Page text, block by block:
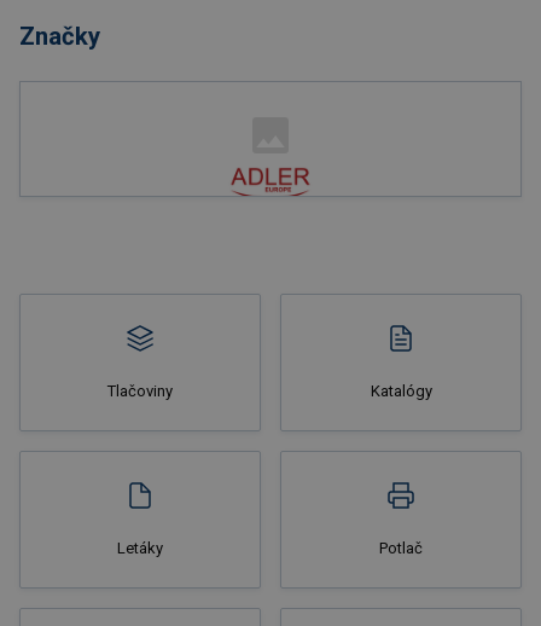
Značky
Tlačoviny Katalógy
Letáky Potlač